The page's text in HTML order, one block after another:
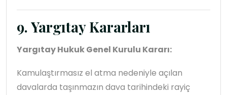
9. Yargıtay Kararları
Yargıtay Hukuk Genel Kurulu Kararı:
Kamulaştırmasız el atma nedeniyle açılan
davalarda taşınmazın dava tarihindeki rayiç